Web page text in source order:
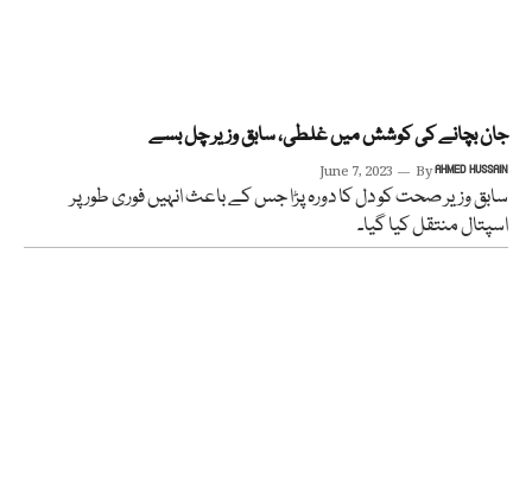
جان بچانے کی کوشش میں غلطی، سابق وزیر چل بسے
June 7, 2023 ByAHMED HUSSAIN
سابق وزیر صحت کو دل کا دورہ پڑا جس کے باعث انہیں فوری طور پر
اسپتال منتقل کیا گیا۔